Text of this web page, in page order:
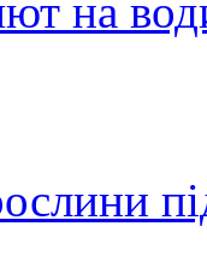
на